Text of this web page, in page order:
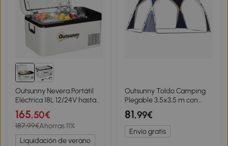
Outsunny Nevera Portátil
Eléctrica 18L 12/24V hasta
-20℃ Nevera y Congelador
de Compresor para Coche
con Doble Zona Luz LED
Asas Plegables Bajo
165,50€
187,99€Ahorras 11%
Liquidación de verano
Outsunny Toldo Camping
Plegable 3,5x3,5 m con
Gancho Bolsa de
Transporte Impermeable y
Protección UV para
Terraza Playa Azul
81,99€
Envío gratis